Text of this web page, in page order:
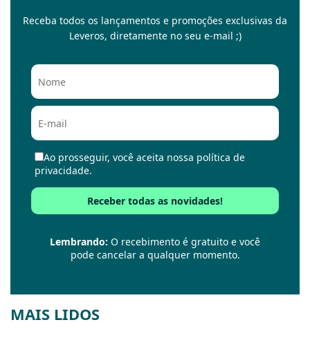
Receba todos os lançamentos e promoções exclusivas da
Leveros, diretamente no seu e-mail ;)
Ao prosseguir, você aceita nossa política de
privacidade.
Lembrando: O recebimento é gratuito e você
pode cancelar a qualquer momento.
MAIS LIDOS